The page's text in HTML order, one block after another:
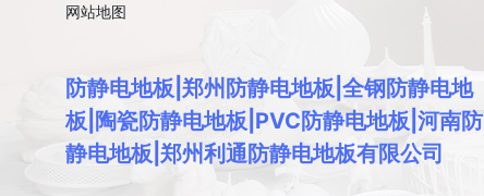
网站地图
防静电地板|郑州防静电地板|全钢防静电地
板|陶瓷防静电地板|PVC防静电地板|河南防
静电地板|郑州利通防静电地板有限公司